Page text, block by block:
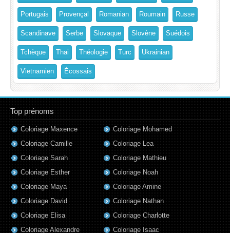
Portugais Provençal Romanian Roumain Russe
Scandinave Serbe Slovaque Slovène Suédois
Tchèque Thai Théologie Turc Ukrainian
Vietnamien Écossais
Top prénoms
Coloriage Maxence
Coloriage Camille
Coloriage Sarah
Coloriage Esther
Coloriage Maya
Coloriage David
Coloriage Elisa
Coloriage Alexandre
Coloriage Mohamed
Coloriage Lea
Coloriage Mathieu
Coloriage Noah
Coloriage Amine
Coloriage Nathan
Coloriage Charlotte
Coloriage Isaac